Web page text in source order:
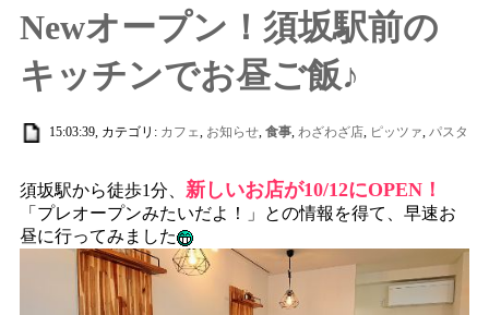
Newオープン！須坂駅前の
キッチンでお昼ご飯♪
15:03:39, カテゴリ: カフェ, お知らせ,食事,わざわざ店, ピッツァ,パスタ
須坂駅から徒歩1分、 新しいお店が10/12にOPEN！
「プレオープンみたいだよ！」との情報を得て、早速お
昼に行ってみました